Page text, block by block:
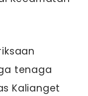
tenaga
Kalianget